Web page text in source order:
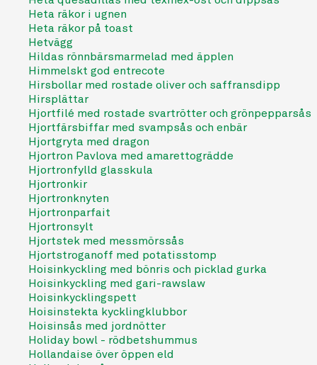
Heta räkor i ugnen
Heta räkor på toast
Hetvägg
Hildas rönnbärsmarmelad med äpplen
Himmelskt god entrecote
Hirsbollar med rostade oliver och saffransdipp
Hirsplättar
Hjortfilé med rostade svartrötter och grönpepparsås
Hjortfärsbiffar med svampsås och enbär
Hjortgryta med dragon
Hjortron Pavlova med amarettogrädde
Hjortronfylld glasskula
Hjortronkir
Hjortronknyten
Hjortronparfait
Hjortronsylt
Hjortstek med messmörssås
Hjortstroganoff med potatisstomp
Hoisinkyckling med bönris och picklad gurka
Hoisinkyckling med gari-rawslaw
Hoisinkycklingspett
Hoisinstekta kycklingklubbor
Hoisinsås med jordnötter
Holiday bowl - rödbetshummus
Hollandaise över öppen eld